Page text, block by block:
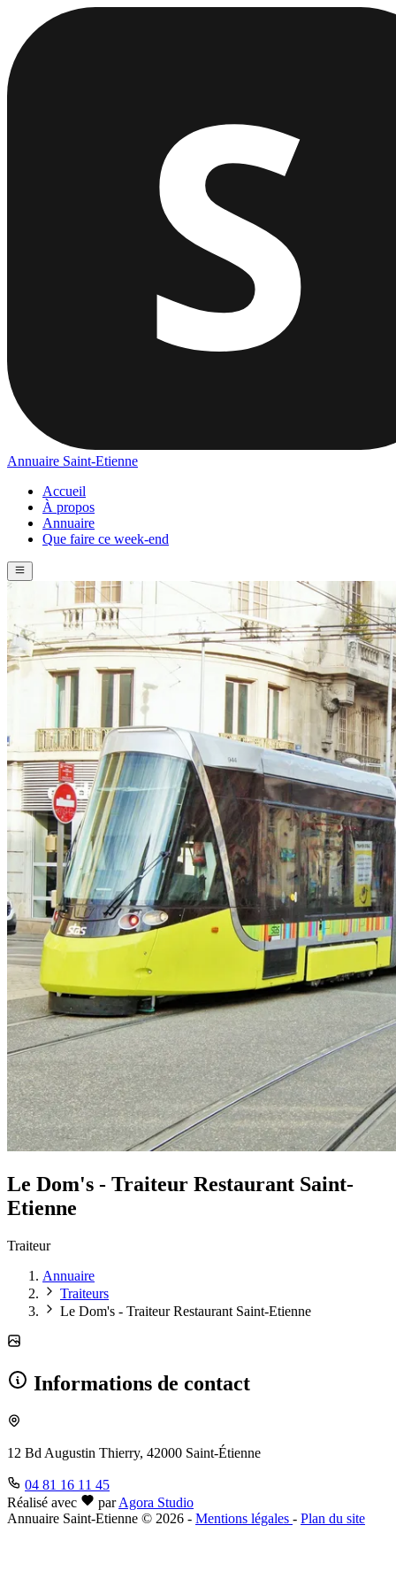
Annuaire Saint-Etienne
Accueil
À propos
Annuaire
Que faire ce week-end
Le Dom's - Traiteur Restaurant Saint-
Etienne
Traiteur
Annuaire
Traiteurs
Le Dom's - Traiteur Restaurant Saint-Etienne
Informations de contact
12 Bd Augustin Thierry, 42000 Saint-Étienne
04 81 16 11 45
Réalisé avec
par Agora Studio
Annuaire Saint-Etienne © 2026 - Mentions légales - Plan du site